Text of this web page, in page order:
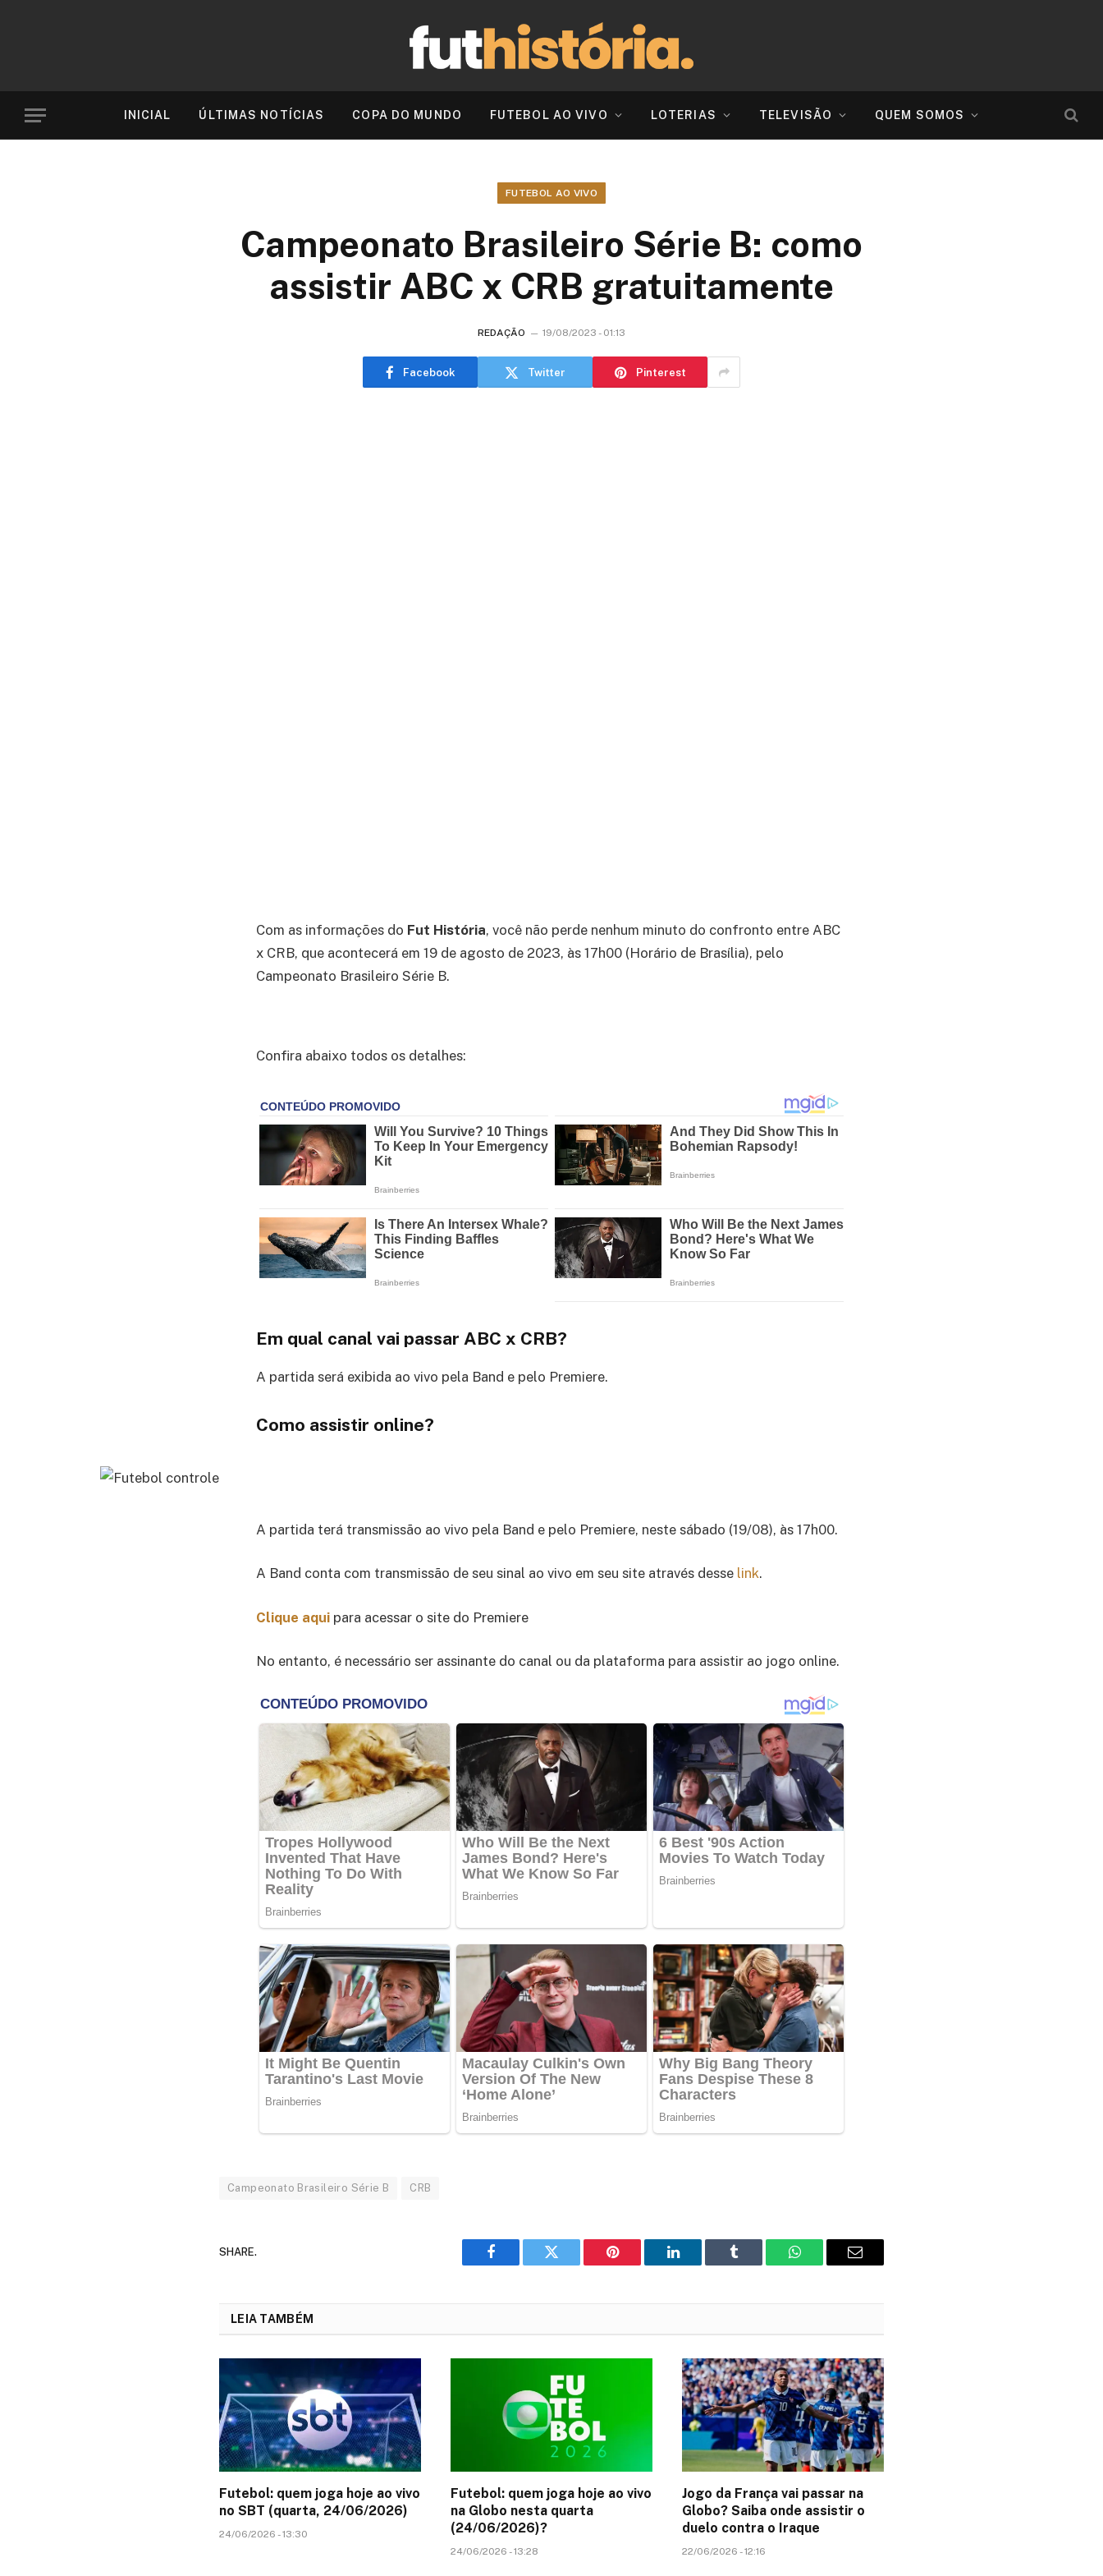
INICIAL ÚLTIMAS NOTÍCIAS COPA DO MUNDO FUTEBOL AO VIVO LOTERIAS TELEVISÃO QUEM SOMOS
FUTEBOL AO VIVO
Campeonato Brasileiro Série B: como
assistir ABC x CRB gratuitamente
REDAÇÃO 19/08/2023 - 01:13
Facebook Twitter Pinterest
Com as informações do Fut História, você não perde nenhum minuto do confronto entre ABC
x CRB, que acontecerá em 19 de agosto de 2023, às 17h00 (Horário de Brasília), pelo
Campeonato Brasileiro Série B.
Confira abaixo todos os detalhes:
Em qual canal vai passar ABC x CRB?
A partida será exibida ao vivo pela Band e pelo Premiere.
Como assistir online?
A partida terá transmissão ao vivo pela Band e pelo Premiere, neste sábado (19/08), às 17h00.
A Band conta com transmissão de seu sinal ao vivo em seu site através desse link.
Clique aqui para acessar o site do Premiere
No entanto, é necessário ser assinante do canal ou da plataforma para assistir ao jogo online.
Campeonato Brasileiro Série B CRB
SHARE.
Facebook Twitter Pinterest LinkedIn Tumblr WhatsAppEmail
LEIA TAMBÉM
Futebol: quem joga hoje ao vivo
no SBT (quarta, 24/06/2026)
24/06/2026 - 13:30
Futebol: quem joga hoje ao vivo
na Globo nesta quarta
(24/06/2026)?
24/06/2026 - 13:28
Jogo da França vai passar na
Globo? Saiba onde assistir o
duelo contra o Iraque
22/06/2026 - 12:16